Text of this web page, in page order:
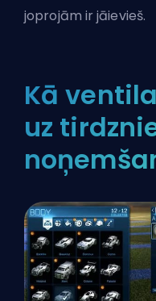
joprojām ir jāievieš.
Kā
uz